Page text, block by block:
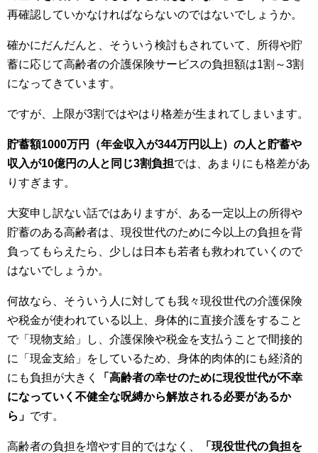
再確認していかなければならないのではないでしょうか。
確かにだんだんと、そういう検討もされていて、所得や貯
蓄に応じて高齢者の介護保険サービスの負担額は1割～3割
になってきています。
ですが、上限が3割ではやはり格差が生まれてしまいます。
貯蓄額1000万円（年金収入が344万円以上）の人と貯蓄や
収入が10億円の人と同じ3割負担では、あまりにも格差があ
りすぎます。
大変申し訳ない話ではありますが、ある一定以上の所得や
貯蓄のある高齢者は、現役世代のために今以上の負担を背
負ってもらえたら、少しは日本も若者も救われていくので
はないでしょうか。
何故なら、そういう人に対しても我々現役世代の介護保険
や税金が使われている以上、身体的に直接介護をすること
で「現物支給」し、介護保険や税金を支払うことで間接的
に「現金支給」をしているため、身体的肉体的にも経済的
にも負担が大きく
「高齢者の幸せのために現役世代が不幸
になっていく不健全な呪縛から解放される必要があるか
ら」 です。
高齢者の負担を増やす目的ではなく、
「現役世代の負担を